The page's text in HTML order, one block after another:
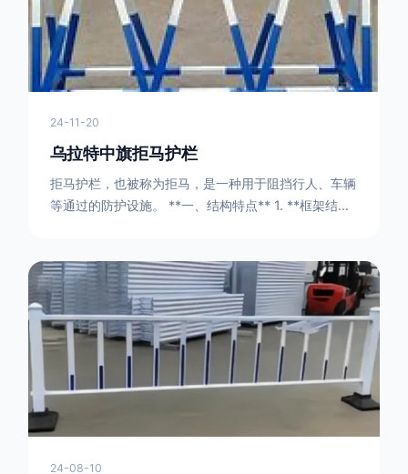
24-11-20
乌拉特中旗拒马护栏
拒马护栏，也被称为拒马，是一种用于阻挡行人、车辆
等通过的防护设施。 **一、结构特点** 1. **框架结构
方形的框架组合。这些框架相互连接，形成一个稳定的
结构，能够承受一定的冲击力。例如，在一些临时交通
管制的现场，三角形框架的拒马护栏可以很方便地拼接
在一起，像一个个小的三角锥形状的结构单
24-08-10